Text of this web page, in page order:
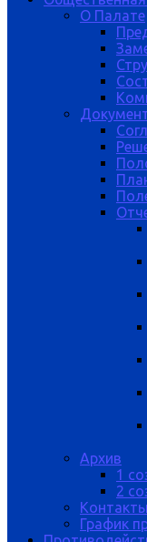
О Палате
Архив
1
2
Контакты
График